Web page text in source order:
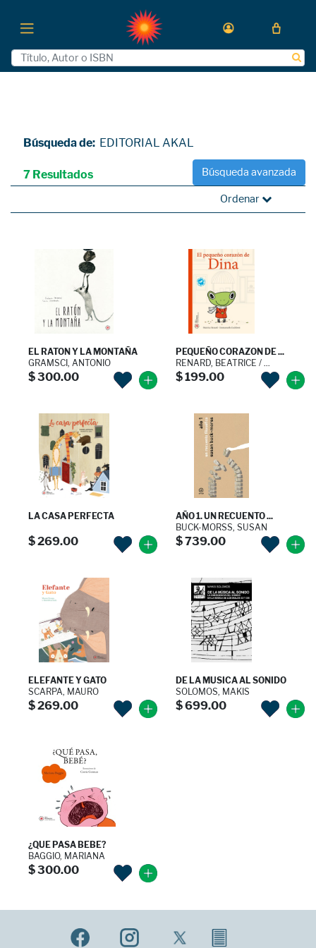
Búsqueda de: EDITORIAL AKAL
7 Resultados Búsqueda avanzada
Ordenar
EL RATON Y LA MONTAÑA
GRAMSCI, ANTONIO
$ 300.00
PEQUEÑO CORAZON DE ...
RENARD, BEATRICE / ...
$ 199.00
LA CASA PERFECTA
$ 269.00
AÑO 1. UN RECUENTO ...
BUCK-MORSS, SUSAN
$ 739.00
ELEFANTE Y GATO
SCARPA, MAURO
$ 269.00
DE LA MUSICA AL SONIDO
SOLOMOS, MAKIS
$ 699.00
¿QUE PASA BEBE?
BAGGIO, MARIANA
$ 300.00